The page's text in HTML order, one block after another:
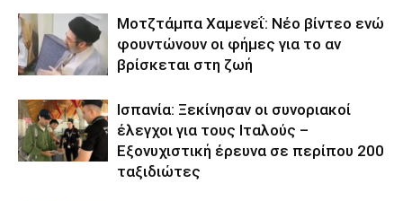
Μοτζτάμπα Χαμενεΐ: Νέο βίντεο ενώ
φουντώνουν οι φήμες για το αν
βρίσκεται στη ζωή
Ισπανία: Ξεκίνησαν οι συνοριακοί
έλεγχοι για τους Ιταλούς –
Εξονυχιστική έρευνα σε περίπου 200
ταξιδιώτες